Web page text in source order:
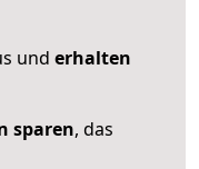
und erhalten
sparen, das